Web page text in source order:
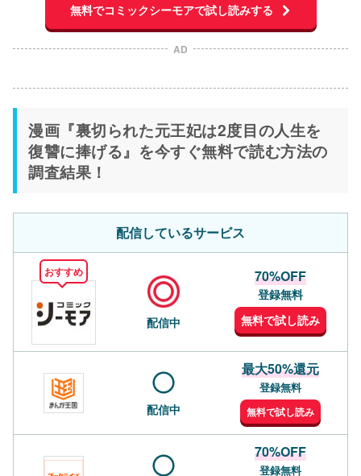
無料でコミックシーモアで試し読みする
AD
漫画『裏切られた元王妃は2度目の人生を
復讐に捧げる』を今すぐ無料で読む方法の
調査結果！
配信しているサービス
おすすめ
配信中
70%OFF
登録無料
無料で試し読み
配信中
最大50%還元
登録無料
無料で試し読み
70%OFF
登録無料